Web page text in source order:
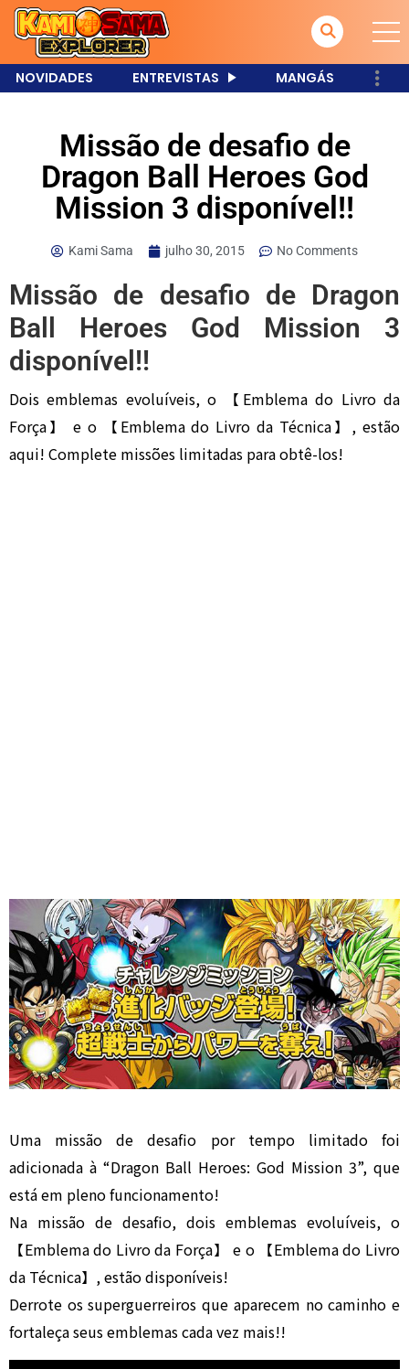
NOVIDADES ENTREVISTAS MANGÁS
Missão de desafio de
Dragon Ball Heroes God
Mission 3 disponível!!
Kami Sama julho 30, 2015 No Comments
Missão de desafio de Dragon
Ball Heroes God Mission 3
disponível!!
Dois emblemas evoluíveis, o 【Emblema do Livro da
Força】 e o 【Emblema do Livro da Técnica】, estão
aqui! Complete missões limitadas para obtê-los!
Uma missão de desafio por tempo limitado foi
adicionada à “Dragon Ball Heroes: God Mission 3”, que
está em pleno funcionamento!
Na missão de desafio, dois emblemas evoluíveis, o
【Emblema do Livro da Força】 e o 【Emblema do Livro
da Técnica】, estão disponíveis!
Derrote os superguerreiros que aparecem no caminho e
fortaleça seus emblemas cada vez mais!!